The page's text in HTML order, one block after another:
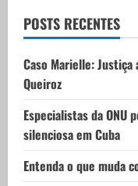
t
i
o
n
POSTS RECENTES
Caso Marielle: Justiça
Queiroz
Especialistas da ONU
silenciosa em Cuba
Entenda o que muda